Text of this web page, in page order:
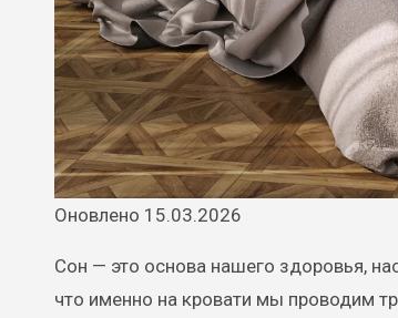
Оновлено 15.03.2026
Сон — это основа нашего здоровья,
что именно на кровати мы проводим